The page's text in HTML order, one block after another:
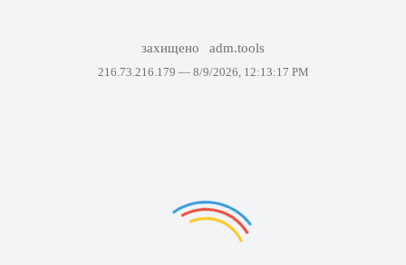
захищено adm.tools
216.73.216.179 — 8/9/2026, 12:13:17 PM